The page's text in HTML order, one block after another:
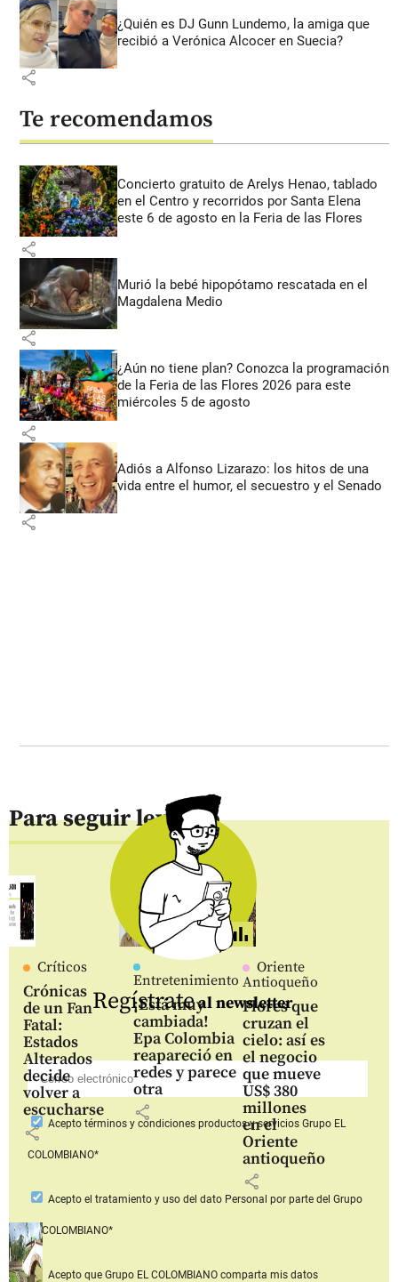
¿Quién es DJ Gunn Lundemo, la amiga que
recibió a Verónica Alcocer en Suecia?
share
Te recomendamos
Concierto gratuito de Arelys Henao, tablado
en el Centro y recorridos por Santa Elena
este 6 de agosto en la Feria de las Flores
share
Murió la bebé hipopótamo rescatada en el
Magdalena Medio
share
¿Aún no tiene plan? Conozca la programación
de la Feria de las Flores 2026 para este
miércoles 5 de agosto
share
Adiós a Alfonso Lizarazo: los hitos de una
vida entre el humor, el secuestro y el Senado
share
Para seguir leyendo
Críticos
Crónicas
de un Fan
Fatal:
Estados
Alterados
decide
volver a
escucharse
share
Entretenimiento
¡Está muy
cambiada!
Epa Colombia
reapareció en
redes y parece
otra
share
Oriente
Antioqueño
Flores que
cruzan el
cielo: así es
el negocio
que mueve
US$ 380
millones
en el
Oriente
antioqueño
share
Regístrateal newsletter
Aceptotérminos y condiciones productos y serviciosGrupo EL
COLOMBIANO*
Acepto el tratamiento y uso del dato Personal por parte del Grupo
EL COLOMBIANO*
Acepto que Grupo EL COLOMBIANOcomparta mis datos